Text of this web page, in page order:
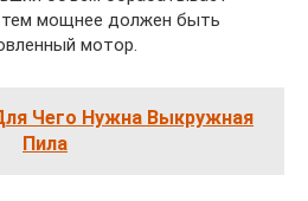
тем мощнее должен быть
мотор.
Чего Нужна Выкружная
Пила